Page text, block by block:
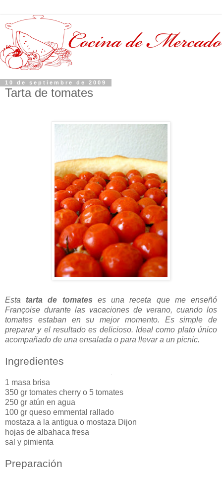
10 de septiembre de 2009
Tarta de tomates
Esta tarta de tomates es una receta que me enseñó
Françoise durante las vacaciones de verano, cuando los
tomates estaban en su mejor momento. Es simple de
preparar y el resultado es delicioso. Ideal como plato único
acompañado de una ensalada o para llevar a un picnic.
Ingredientes
.
1 masa brisa
350 gr tomates cherry o 5 tomates
250 gr atún en agua
100 gr queso emmental rallado
mostaza a la antigua o mostaza Dijon
hojas de albahaca fresa
sal y pimienta
Preparación